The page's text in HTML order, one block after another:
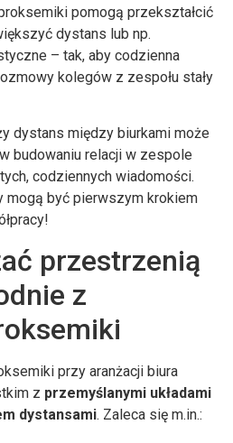
pomogą przekształcić
dystans lub np.
– tak, aby codzienna
kolegów z zespołu stały
dystans między biurkami może
budowaniu relacji w zespole
codziennych wiadomości.
mogą być pierwszym krokiem
przestrzenią
z
przy aranżacji biura
z przemyślanymi układami
dystansami. Zaleca się m.in.: